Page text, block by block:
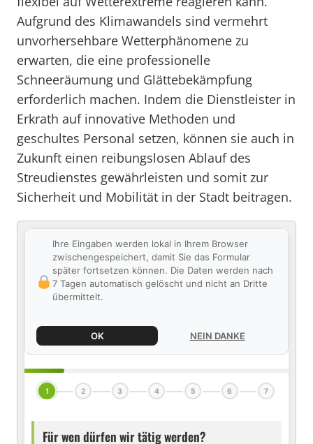
Aufgrund des Klimawandels sind vermehrt
unvorhersehbare Wetterphänomene zu
erwarten, die eine professionelle
Schneeräumung und Glättebekämpfung
erforderlich machen. Indem die Dienstleister in
Erkrath auf innovative Methoden und
geschultes Personal setzen, können sie auch in
Zukunft einen reibungslosen Ablauf des
Streudienstes gewährleisten und somit zur
Sicherheit und Mobilität in der Stadt beitragen.
Ihre Eingaben werden lokal in Ihrem Browser
zwischengespeichert, damit Sie das Formular
später fortsetzen können. Die Daten werden nach
7 Tagen automatisch gelöscht und nicht an Dritte
übermittelt.
OK NEIN DANKE
1 2 3 4 5 6 7
Für wen dürfen wir tätig werden?